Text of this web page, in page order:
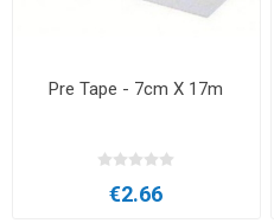
Pre Tape - 7cm X 17m
€2.66